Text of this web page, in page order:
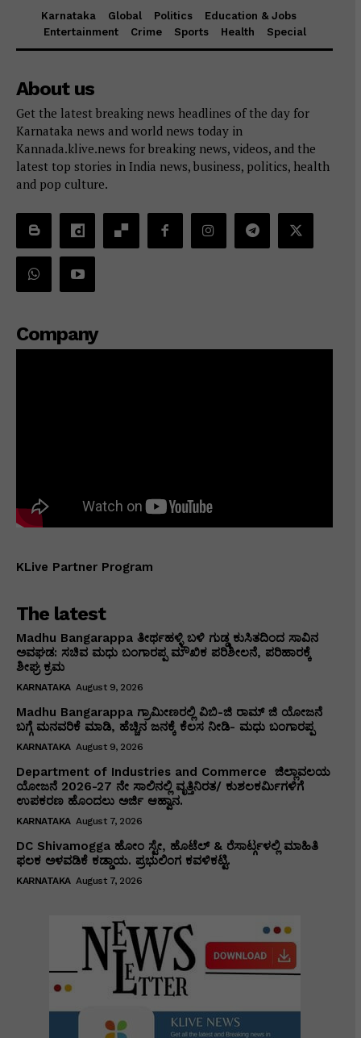
Karnataka Global Politics
Education & Jobs
Entertainment
Crime Sports Health Special
About us
Get the latest breaking news headlines of the day for
Karnataka news and world news today in
Kannada.klive.news for breaking news, videos, and the
latest top stories in India news, business, politics, health
and pop culture.
Company
KLive Partner Program
The latest
Madhu Bangarappa ತೀರ್ಥಹಳ್ಳಿ ಬಳಿ ಗುಡ್ಡ ಕುಸಿತದಿಂದ ಸಾವಿನ
ಅವಘಡ: ಸಚಿವ ಮಧು ಬಂಗಾರಪ್ಪ ಮೌಖಿಕ ಪರಿಶೀಲನೆ, ಪರಿಹಾರಕ್ಕೆ
ಶೀಘ್ರ ಕ್ರಮ
KARNATAKA August 9, 2026
Madhu Bangarappa ಗ್ರಾಮೀಣರಲ್ಲಿ ವಿಬಿ-ಜಿ ರಾಮ್ ಜಿ ಯೋಜನೆ
ಬಗ್ಗೆ ಮನವರಿಕೆ ಮಾಡಿ, ಹೆಚ್ಚಿನ ಜನಕ್ಕೆ ಕೆಲಸ ನೀಡಿ- ಮಧು ಬಂಗಾರಪ್ಪ
KARNATAKA August 9, 2026
Department of Industries and Commerce ಜಿಲ್ಲಾವಲಯ
ಯೋಜನೆ 2026-27 ನೇ ಸಾಲಿನಲ್ಲಿ ವೃತ್ತಿನಿರತ/ ಕುಶಲಕರ್ಮಿಗಳಿಗೆ
ಉಪಕರಣ ಹೊಂದಲು ಅರ್ಜಿ ಆಹ್ವಾನ.
KARNATAKA August 7, 2026
DC Shivamogga ಹೋಂ ಸ್ಟೇ, ಹೊಟೆಲ್ & ರೆಸಾರ್ಟ್ಗಳಲ್ಲಿ ಮಾಹಿತಿ
ಫಲಕ ಅಳವಡಿಕೆ ಕಡ್ಡಾಯ. ಪ್ರಭುಲಿಂಗ ಕವಳಿಕಟ್ಟಿ.
KARNATAKA August 7, 2026